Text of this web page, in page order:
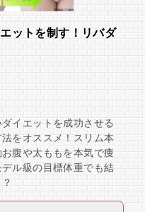
ットを制す！リバダ
イエットを成功させる
をオススメ！スリム本
腹や太ももを本気で痩
ル級の目標体重でも結